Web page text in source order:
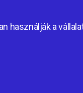
használják a